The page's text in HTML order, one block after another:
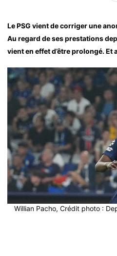
Le PSG vient de corriger une
Au regard de ses prestations
vient en effet d’être prolongé. Et
Willian Pacho, Crédit photo :